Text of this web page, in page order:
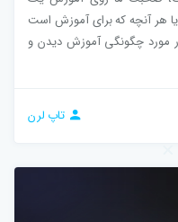
هر آنچه که برای آموزش است
مورد چگونگی آموزش دیدن و
تاپ لرن